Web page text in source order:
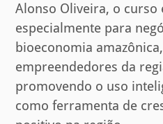
Alonso Oliveira, o curso
especialmente para
bioeconomia
empreendedores da
promovendo o uso
como ferramenta de